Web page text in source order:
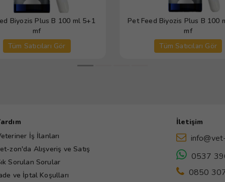
Biyozis Plus B 100 ml 5+1
mf
Tüm Satıcıları Gör
Pet Feed Biyozis Plus B 100
mf
Tüm Satıcıları Gör
İş İlanları
zon'da Alışveriş ve Satış
Sorulan Sorular
ve İptal Koşulları
İletişim
0537
0850